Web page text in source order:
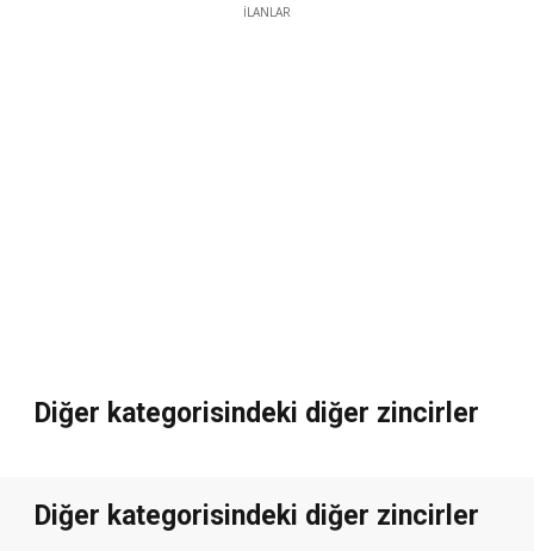
İLANLAR
Diğer kategorisindeki diğer zincirler
Diğer kategorisindeki diğer zincirler